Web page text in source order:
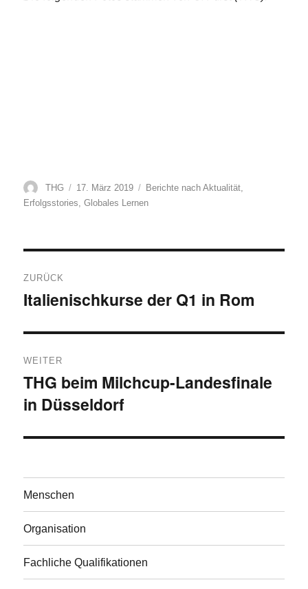
Autor
THG
Veröffentlicht
am
17. März 2019 Kategorien
Berichte nach Aktualität,
Erfolgsstories,Globales Lernen
ZURÜCK
Vorheriger
Italienischkurse der Q1 in Rom
WEITER
Nächster
Beitrag:
THG beim Milchcup-Landesfinale
in Düsseldorf
Menschen
Organisation
Fachliche Qualifikationen